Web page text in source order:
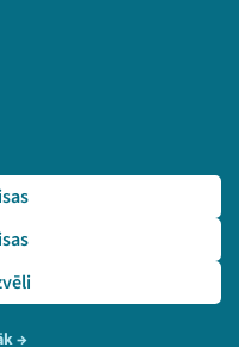
→
lv/dalibnieki/1781